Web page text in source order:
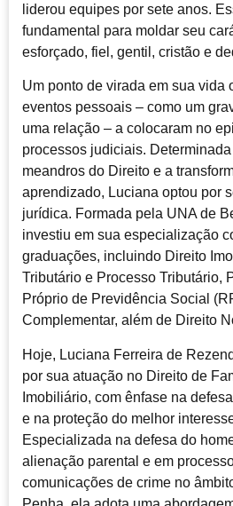
liderou equipes por sete anos.
fundamental para moldar seu
esforçado, fiel, gentil, cristão e
Um ponto de virada em sua vida
eventos pessoais – como um
uma relação – a colocaram no
processos judiciais.
meandros do Direito e a
aprendizado, Luciana optou por
jurídica. Formada pela UNA de
investiu em sua especialização
graduações, incluindo Direito
Tributário e Processo Tributário,
Próprio de Previdência Social
Complementar, além de Direito
Hoje, Luciana Ferreira de
por sua atuação no Direito de
Imobiliário, com ênfase na
e na proteção do melhor
Especializada na defesa do
alienação parental e em
comunicações de crime no